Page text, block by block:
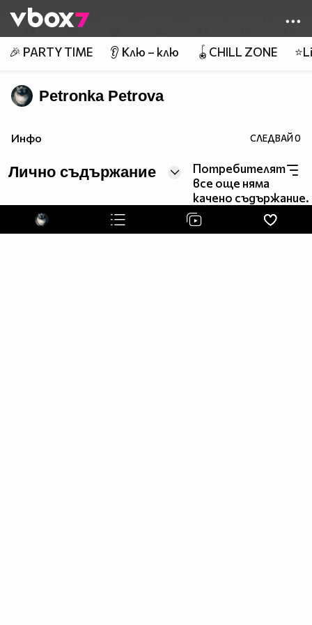
👾
🎉 PARTY TIME 👂 Клю – клю 🪀CHILL ZONE
Petronka Petrova
Инфо СЛЕДВАЙ0
Лично съдържание
Потребителят
все още няма
качено съдържание.